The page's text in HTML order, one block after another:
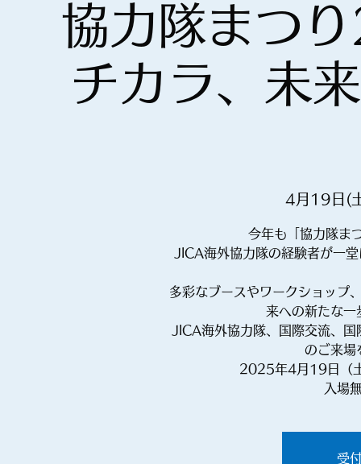
協力隊まつ
チカラ、未
4月19日(
今年も「協力隊ま
JICA海外協力隊の経験者が一
多彩なブースやワークショップ
来への新たな一
JICA海外協力隊、国際交流、
のご来場
2025年4月19日（
入場
受